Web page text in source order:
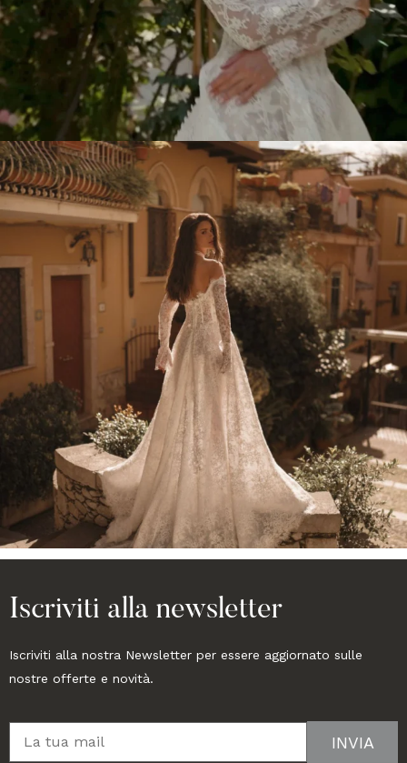
Iscriviti alla newsletter
Iscriviti alla nostra Newsletter per essere aggiornato sulle
nostre offerte e novità.